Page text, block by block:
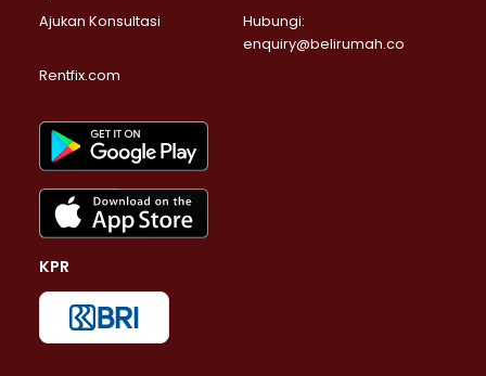
Ajukan Konsultasi
Hubungi:
enquiry@belirumah.co
Rentfix.com
KPR